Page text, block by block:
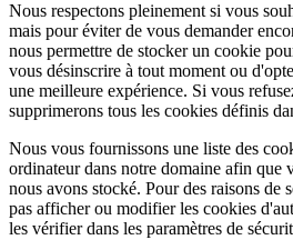
Nous respectons pleinement si vous
mais pour éviter de vous demander
nous permettre de stocker un cookie
vous désinscrire à tout moment ou
une meilleure expérience. Si vous
supprimerons tous les cookies définis
Nous vous fournissons une liste des
ordinateur dans notre domaine afin que
nous avons stocké. Pour des raisons de
pas afficher ou modifier les cookies
les vérifier dans les paramètres de